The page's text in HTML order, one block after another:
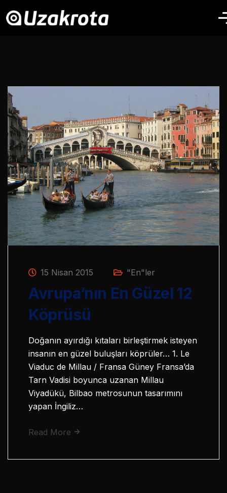
15 Nisan 2015 "En"ler
Avrupa’nın En Güzel 12
Köprüsü
Doğanın ayırdığı kıtaları birleştirmek isteyen
insanın en güzel buluşları köprüler… 1. Le
Viaduc de Millau / Fransa Güney Fransa’da
Tarn Vadisi boyunca uzanan Millau
Viyadükü, Bilbao metrosunun tasarımını
yapan İngiliz…
Read More